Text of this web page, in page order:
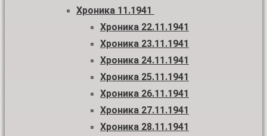
Хроника 11.1941
Хроника 22.11.1941
Хроника 23.11.1941
Хроника 24.11.1941
Хроника 25.11.1941
Хроника 26.11.1941
Хроника 27.11.1941
Хроника 28.11.1941